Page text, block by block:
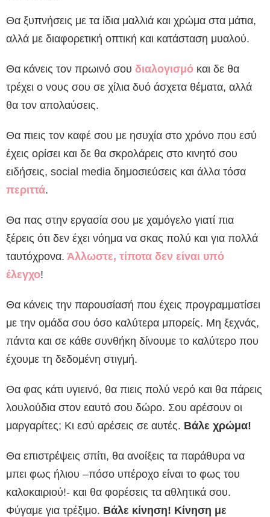
Θα ξυπνήσεις με τα ίδια μαλλιά και χρώμα στα μάτια,
αλλά με διαφορετική οπτική και κατάσταση μυαλού.
Θα κάνεις τον πρωινό σου διαλογισμό και δε θα
τρέχει ο νους σου σε χίλια δυό άσχετα θέματα, αλλά
θα τον απολαύσεις.
Θα πιεις τον καφέ σου με ησυχία στο χρόνο που εσύ
έχεις ορίσει και δε θα σκρολάρεις στο κινητό σου
ειδήσεις, social media δημοσιεύσεις και άλλα τόσα
περιττά.
Θα πας στην εργασία σου με χαμόγελο γιατί πια
ξέρεις ότι δεν έχει νόημα να σκας πολύ και για πολλά
ταυτόχρονα. Άλλωστε, τίποτα δεν είναι υπό
έλεγχο!
Θα κάνεις την παρουσίασή που έχεις προγραμματίσει
με την ομάδα σου όσο καλύτερα μπορείς. Μη ξεχνάς,
πάντα και σε κάθε συνθήκη δίνουμε το καλύτερο που
έχουμε τη δεδομένη στιγμή.
Θα φας κάτι υγιεινό, θα πιεις πολύ νερό και θα πάρεις
λουλούδια στον εαυτό σου δώρο. Σου αρέσουν οι
μαργαρίτες; Κι εσύ αρέσεις σε αυτές. Βάλε χρώμα!
Θα επιστρέψεις σπίτι, θα ανοίξεις τα παράθυρα να
μπει φως ήλιου –πόσο υπέροχο είναι το φως του
καλοκαιριού!- και θα φορέσεις τα αθλητικά σου.
Φύγαμε για τρέξιμο. Βάλε κίνηση! Κίνηση με